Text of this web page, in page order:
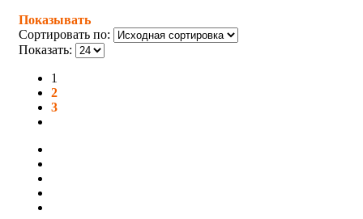
Показывать
Сортировать по:
Показать:
1
2
3